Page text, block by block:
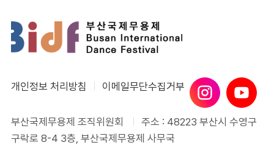
개인정보 처리방침 이메일무단수집거부
부산국제무용제 조직위원회
주소 : 48223 부산시 수영구
구락로 8-4 3층, 부산국제무용제 사무국